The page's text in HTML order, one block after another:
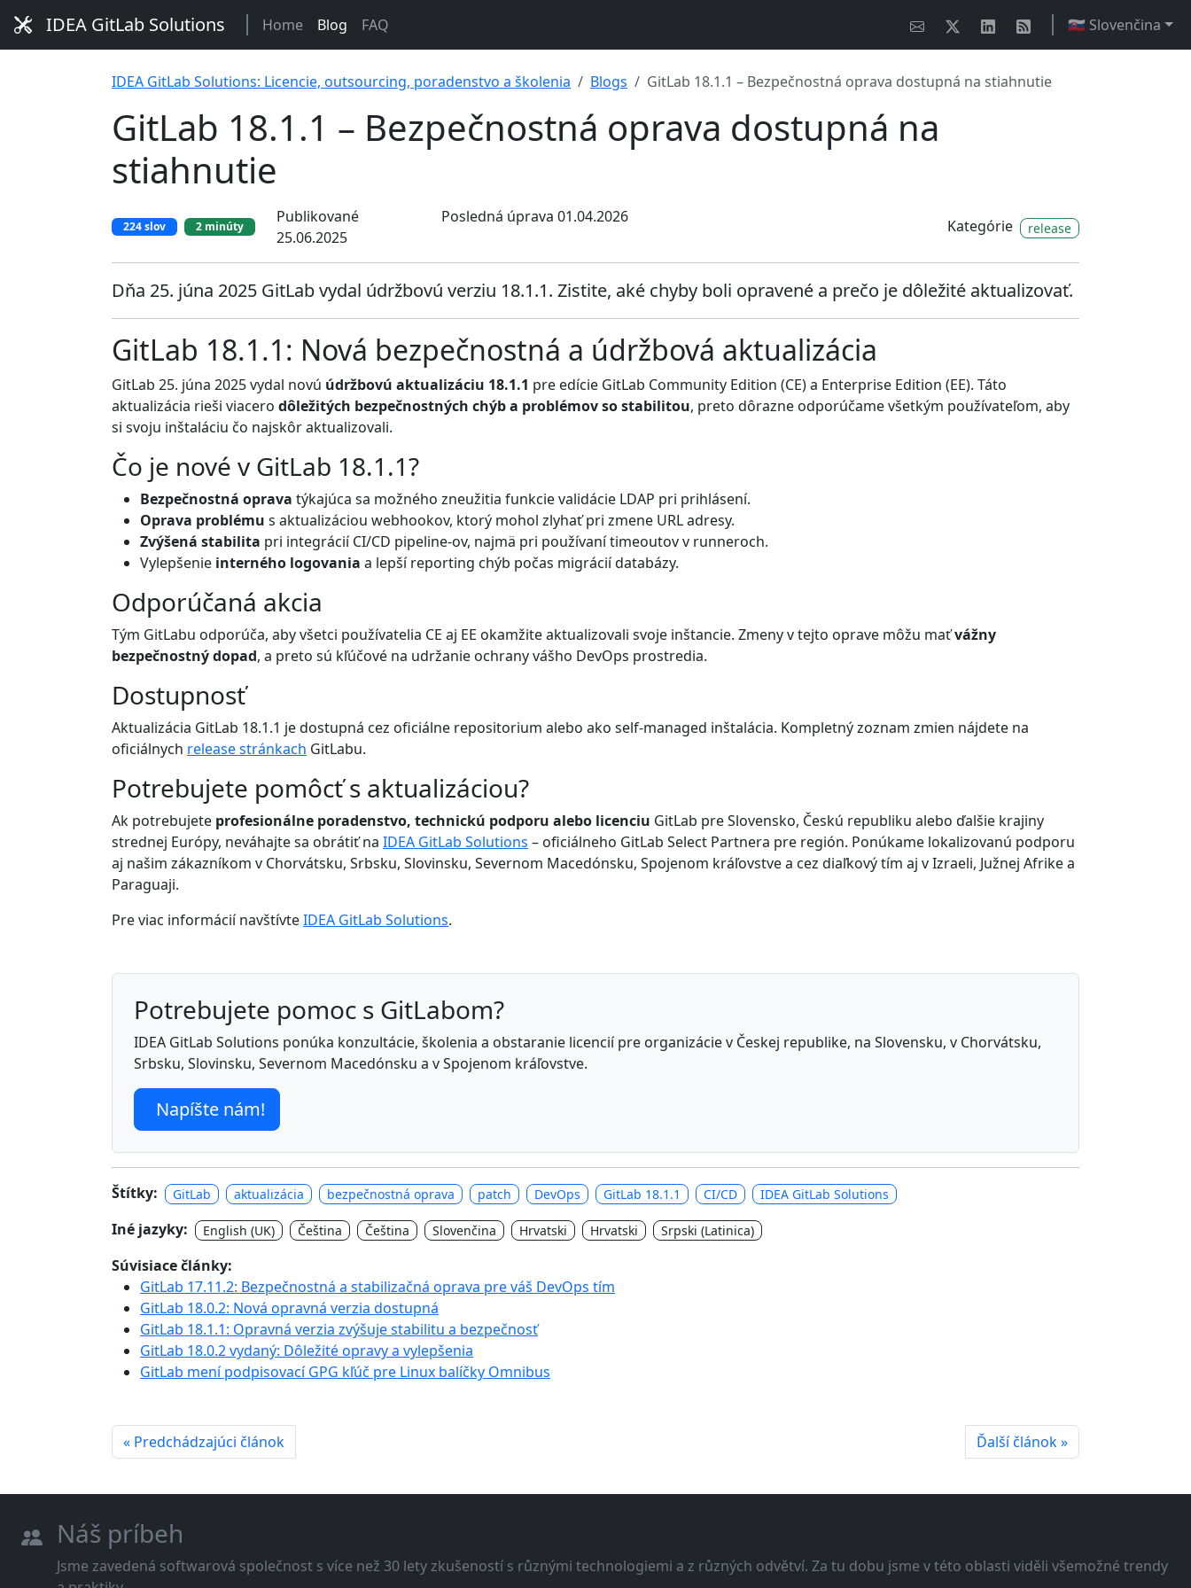
IDEA GitLab Solutions Home Blog FAQ 🇸🇰 Slovenčina
IDEA GitLab Solutions: Licencie, outsourcing, poradenstvo a školenia Blogs GitLab 18.1.1 – Bezpečnostná oprava dostupná na stiahnutie
GitLab 18.1.1 – Bezpečnostná oprava dostupná na
stiahnutie
224 slov 2 minúty
Publikované
25.06.2025
Posledná úprava 01.04.2026
Kategórie release
Dňa 25. júna 2025 GitLab vydal údržbovú verziu 18.1.1. Zistite, aké chyby boli opravené a prečo je dôležité aktualizovať.
GitLab 18.1.1: Nová bezpečnostná a údržbová aktualizácia
GitLab 25. júna 2025 vydal novú údržbovú aktualizáciu 18.1.1 pre edície GitLab Community Edition (CE) a Enterprise Edition (EE). Táto
aktualizácia rieši viacero dôležitých bezpečnostných chýb a problémov so stabilitou, preto dôrazne odporúčame všetkým používateľom, aby
si svoju inštaláciu čo najskôr aktualizovali.
Čo je nové v GitLab 18.1.1?
Bezpečnostná oprava týkajúca sa možného zneužitia funkcie validácie LDAP pri prihlásení.
Oprava problému s aktualizáciou webhookov, ktorý mohol zlyhať pri zmene URL adresy.
Zvýšená stabilita pri integrácií CI/CD pipeline-ov, najmä pri používaní timeoutov v runneroch.
Vylepšenie interného logovania a lepší reporting chýb počas migrácií databázy.
Odporúčaná akcia
Tým GitLabu odporúča, aby všetci používatelia CE aj EE okamžite aktualizovali svoje inštancie. Zmeny v tejto oprave môžu maťvážny
bezpečnostný dopad, a preto sú kľúčové na udržanie ochrany vášho DevOps prostredia.
Dostupnosť
Aktualizácia GitLab 18.1.1 je dostupná cez oficiálne repositorium alebo ako self-managed inštalácia. Kompletný zoznam zmien nájdete na
oficiálnych release stránkach GitLabu.
Potrebujete pomôcť s aktualizáciou?
Ak potrebujete profesionálne poradenstvo, technickú podporu alebo licenciu GitLab pre Slovensko, Českú republiku alebo ďalšie krajiny
strednej Európy, neváhajte sa obrátiť na IDEA GitLab Solutions – oficiálneho GitLab Select Partnera pre región. Ponúkame lokalizovanú podporu
aj našim zákazníkom v Chorvátsku, Srbsku, Slovinsku, Severnom Macedónsku, Spojenom kráľovstve a cez diaľkový tím aj v Izraeli, Južnej Afrike a
Paraguaji.
Pre viac informácií navštívteIDEA GitLab Solutions.
Potrebujete pomoc s GitLabom?
IDEA GitLab Solutions ponúka konzultácie, školenia a obstaranie licencií pre organizácie v Českej republike, na Slovensku, v Chorvátsku,
Srbsku, Slovinsku, Severnom Macedónsku a v Spojenom kráľovstve.
Napíšte nám!
Štítky: GitLab aktualizácia bezpečnostná oprava patch DevOps GitLab 18.1.1 CI/CD IDEA GitLab Solutions
Iné jazyky: English (UK) Čeština Čeština Slovenčina Hrvatski Hrvatski Srpski (Latinica)
Súvisiace články:
GitLab 17.11.2: Bezpečnostná a stabilizačná oprava pre váš DevOps tím
GitLab 18.0.2: Nová opravná verzia dostupná
GitLab 18.1.1: Opravná verzia zvýšuje stabilitu a bezpečnosť
GitLab 18.0.2 vydaný: Dôležité opravy a vylepšenia
GitLab mení podpisovací GPG kľúč pre Linux balíčky Omnibus
« Predchádzajúci článok Ďalší článok »
Náš príbeh
Jsme zavedená softwarová společnost s více než 30 lety zkušeností s různými technologiemi a z různých odvětví. Za tu dobu jsme v této oblasti viděli všemožné trendy